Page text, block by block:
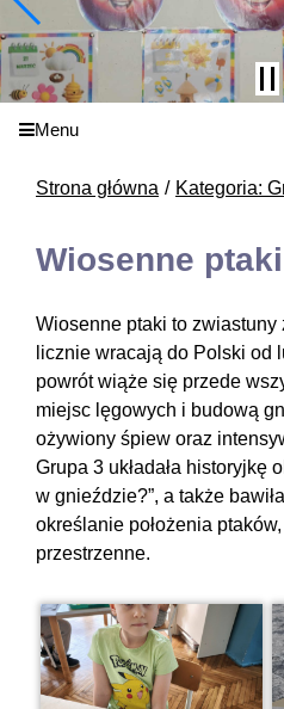
Menu
Strona główna Kategoria:
Wiosenne ptaki
Wiosenne ptaki to zwiastuny
licznie wracają do Polski od
powrót wiąże się przede
miejsc lęgowych i budową
ożywiony śpiew oraz
Grupa 3 układała historyjkę
w gnieździe?”, a także
określanie położenia
przestrzenne.